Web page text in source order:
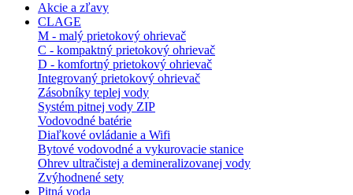
Akcie a zľavy
CLAGE
M - malý prietokový ohrievač
C - kompaktný prietokový ohrievač
D - komfortný prietokový ohrievač
Integrovaný prietokový ohrievač
Zásobníky teplej vody
Systém pitnej vody ZIP
Vodovodné batérie
Diaľkové ovládanie a Wifi
Bytové vodovodné a vykurovacie stanice
Ohrev ultračistej a demineralizovanej vody
Zvýhodnené sety
Pitná voda